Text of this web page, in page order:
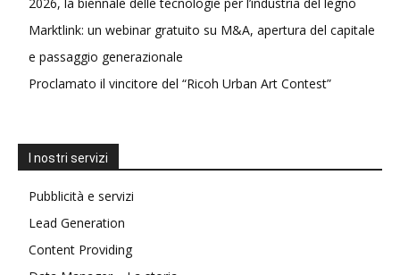
Marktlink: un webinar gratuito su M&A, apertura del capitale
e passaggio generazionale
Proclamato il vincitore del “Ricoh Urban Art Contest”
I nostri servizi
Pubblicità e servizi
Lead Generation
Content Providing